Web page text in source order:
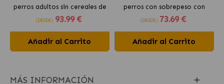
perros adultos sin cereales de
pollo
(DESDE) 93.99 €
Añadir al Carrito
perros con sobrepeso con
pollo fresco
(DESDE) 73.69 €
Añadir al Carrito
MÁS INFORMACIÓN